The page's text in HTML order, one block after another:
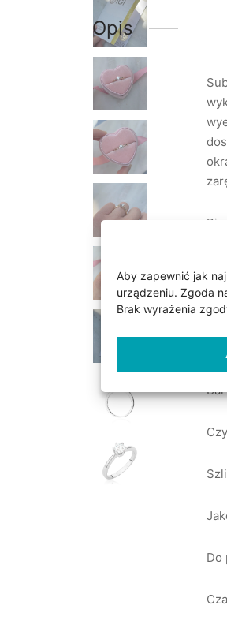
Aby zapewnić jak
urządzeniu. Zgoda
Brak wyrażenia
Opis
Do